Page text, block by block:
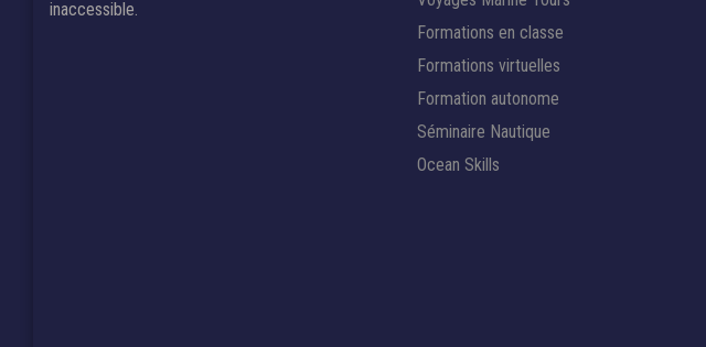
inaccessible.
Formations en classe
Formations virtuelles
Formation autonome
Séminaire Nautique
Ocean Skills